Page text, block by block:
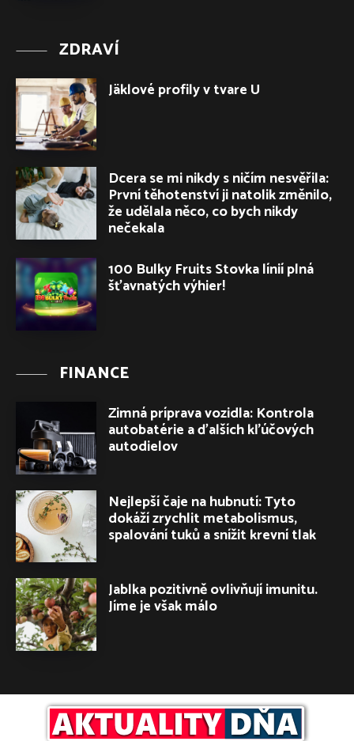
ZDRAVÍ
Jäklové profily v tvare U
Dcera se mi nikdy s ničím nesvěřila:
První těhotenství ji natolik změnilo,
že udělala něco, co bych nikdy
nečekala
100 Bulky Fruits Stovka línií plná
šťavnatých výhier!
FINANCE
Zimná príprava vozidla: Kontrola
autobatérie a ďalších kľúčových
autodielov
Nejlepší čaje na hubnutí: Tyto
dokáží zrychlit metabolismus,
spalování tuků a snížit krevní tlak
Jablka pozitivně ovlivňují imunitu.
Jíme je však málo